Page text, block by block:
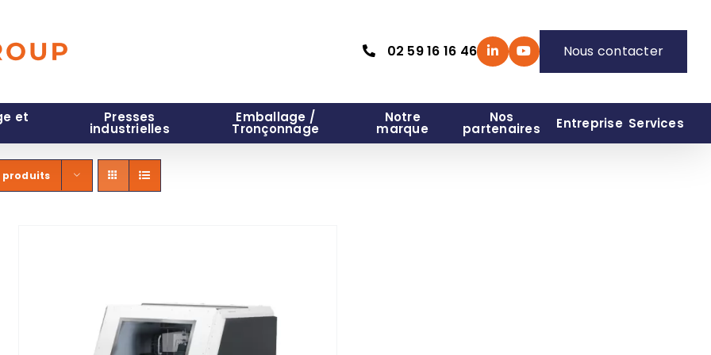
02 59 16 16 46 Nous contacter
et Presses
industrielles
Emballage /
Tronçonnage
Notre
marque
Nos
partenaires Entreprise Services
produits